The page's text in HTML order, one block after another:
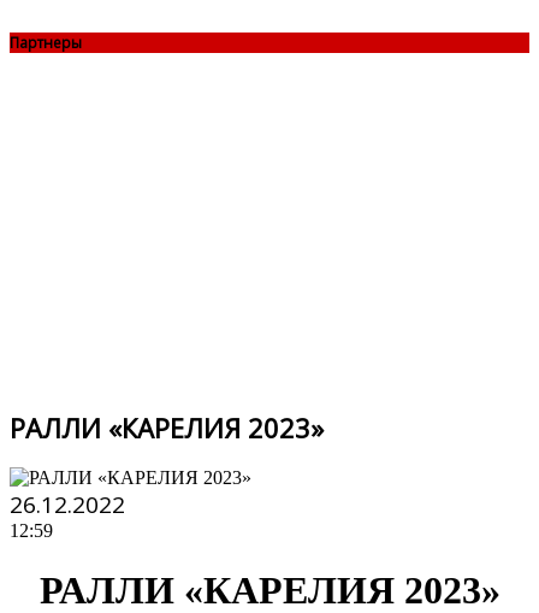
Партнеры
РАЛЛИ «КАРЕЛИЯ 2023»
26.12.2022
12:59
РАЛЛИ «КАРЕЛИЯ 2023»